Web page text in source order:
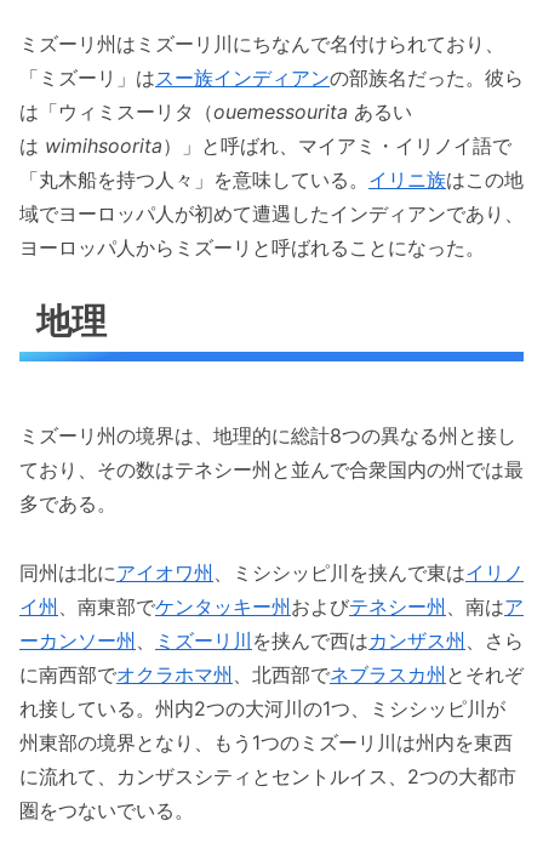
ミズーリ州はミズーリ川にちなんで名付けられており、
「ミズーリ」はスー族インディアンの部族名だった。彼ら
は「ウィミスーリタ（ouemessourita あるい
は wimihsoorita）」と呼ばれ、マイアミ・イリノイ語で
「丸木船を持つ人々」を意味している。 イリニ族はこの地
域でヨーロッパ人が初めて遭遇したインディアンであり、
ヨーロッパ人からミズーリと呼ばれることになった。
地理
ミズーリ州の境界は、地理的に総計8つの異なる州と接し
ており、その数はテネシー州と並んで合衆国内の州では最
多である。
同州は北にアイオワ州 、ミシシッピ川を挟んで東はイリノ
イ州 、南東部でケンタッキー州およびテネシー州 、南はア
ーカンソー州
ミズーリ川 を挟んで西はカンザス州 、さら
に南西部でオクラホマ州 、北西部でネブラスカ州 とそれぞ
れ接している。州内2つの大河川の1つ、ミシシッピ川が
州東部の境界となり、もう1つのミズーリ川は州内を東西
に流れて、カンザスシティとセントルイス、2つの大都市
圏をつないでいる。